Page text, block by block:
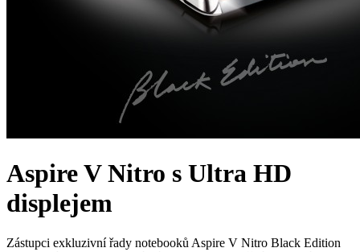
Aspire V Nitro s Ultra HD
displejem
Zástupci exkluzivní řady notebooků Aspire V Nitro Black Edition